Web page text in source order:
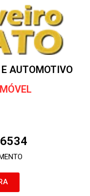
AUTOMOTIVO